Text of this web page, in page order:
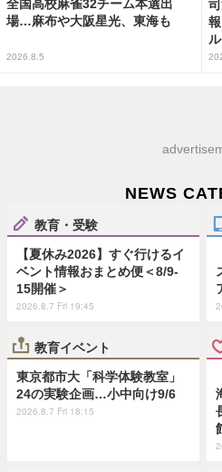
全国高校麻雀32チーム本選出
場…麻布や大阪星光、東海も
2026.8.5
NEWS
教育・受験
【夏休み2026】すぐ行けるイ
ベント情報おまとめ便＜8/9-
15開催＞
2026.8.7 Fri 19:45
教育イベント
東京都市大「科学体験教室」
24の実験企画…小中向け9/6
2026.8.7 Fri 18:15